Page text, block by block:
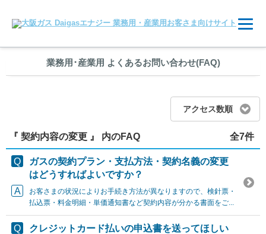
業務用 ･産業用 よくあるお問い合わせ(FAQ)
アクセス数順
『 契約内容の変更 』 内のFAQ 全7件
ガスの契約プラン・支払方法・契約名義の変更
はどうすればよいですか？
お客さまの状況によりお手続き方法が異なりますので、検針票・
払込票・料金明細・単価通知書など契約内容が分かる書面をご...
クレジットカード払いの申込書を送ってほしい